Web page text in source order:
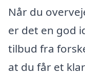
Når du
er det en god
tilbud fra
at du får et